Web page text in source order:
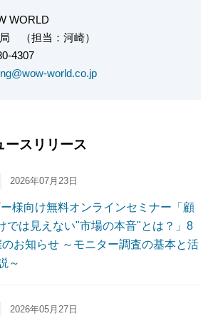
WORLD
（担当：河崎）
4307
world.co.jp
ースリリース
2026年07月23日
様向け無料オンラインセミナー「顧
では見えない"市場の本音"とは？」8
お知らせ ～モニター調査の基本と活
～
2026年05月27日